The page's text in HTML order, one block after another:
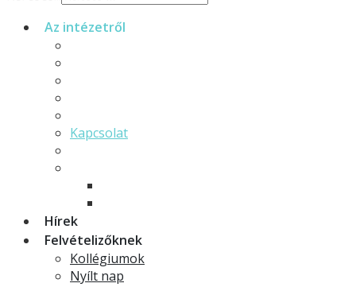
Az intézetről
Kapcsolat
Hírek
Felvételizőknek
Kollégiumok
Nyílt nap